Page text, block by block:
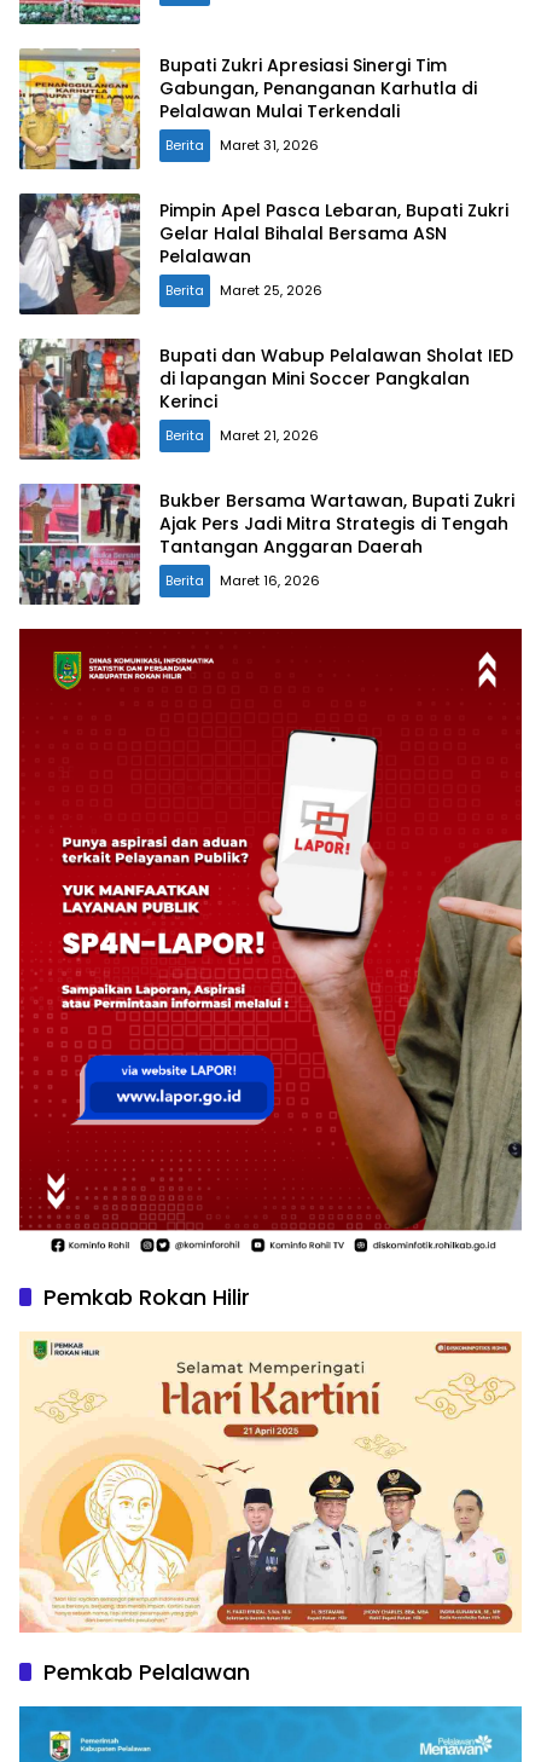
Bupati Zukri Apresiasi Sinergi Tim
Gabungan, Penanganan Karhutla di
Pelalawan Mulai Terkendali
Berita Maret 31, 2026
Pimpin Apel Pasca Lebaran, Bupati Zukri
Gelar Halal Bihalal Bersama ASN
Pelalawan
Berita Maret 25, 2026
Bupati dan Wabup Pelalawan Sholat IED
di lapangan Mini Soccer Pangkalan
Kerinci
Berita Maret 21, 2026
Bukber Bersama Wartawan, Bupati Zukri
Ajak Pers Jadi Mitra Strategis di Tengah
Tantangan Anggaran Daerah
Berita Maret 16, 2026
Pemkab Rokan Hilir
Pemkab Pelalawan